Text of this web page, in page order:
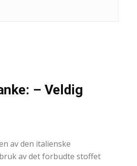
– Veldig
av den italienske
av det forbudte stoffet